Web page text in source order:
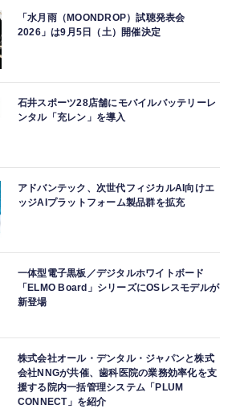
「水月雨（MOONDROP）試聴発表会
2026」は9月5日（土）開催決定
石井スポーツ28店舗にモバイルバッテリーレ
ンタル「充レン」を導入
アドバンテック、次世代フィジカルAI向けエ
ッジAIプラットフォーム製品群を拡充
一体型電子黒板／デジタルホワイトボード
「ELMO Board」シリーズにOSレスモデルが
新登場
株式会社オール・デンタル・ジャパンと株式
会社NNGが共催、歯科医院の業務効率化を支
援する院内一括管理システム「PLUM
CONNECT」を紹介